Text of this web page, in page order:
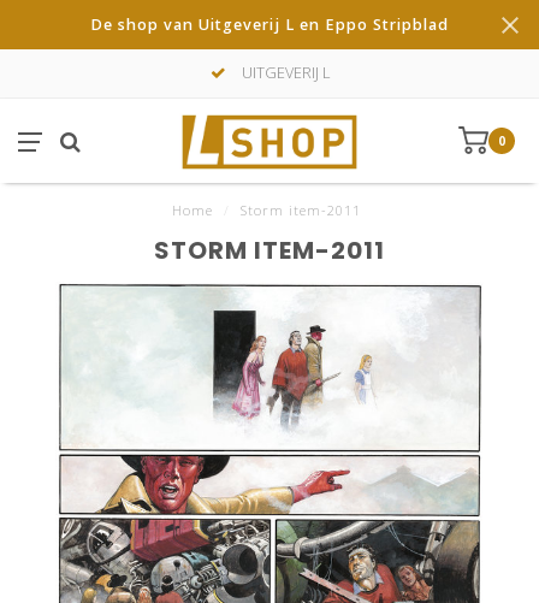
De shop van Uitgeverij L en Eppo Stripblad
UITGEVERIJ L
0
Home Storm item-2011
STORM ITEM-2011